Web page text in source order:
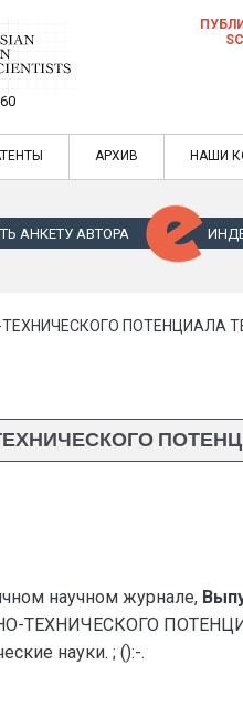
публикация
журнале
статей в ежемесячном
АРХИВ НАШИ
АНКЕТУ АВТОРА
ПОТЕНЦИАЛА
научном журнале,
науки. ; ():-.